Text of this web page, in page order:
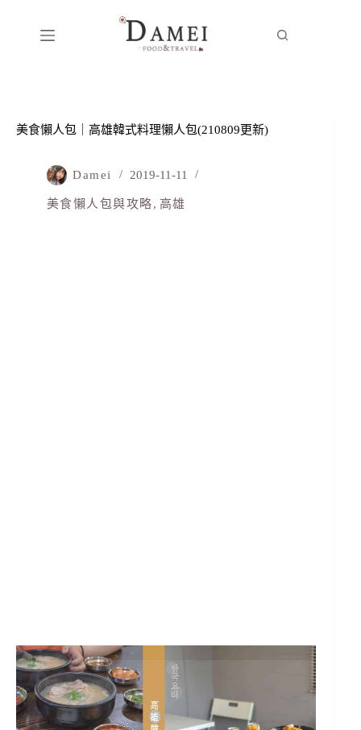
美食懶人包｜高雄韓式料理懶人包(210809更新)
Damei 2019-11-11
美食懶人包與攻略, 高雄